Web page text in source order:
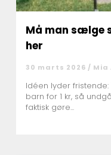
Må man sælge
her
30 marts 2026 / Mia
Idéen lyder
barn for 1 kr, så
faktisk gøre...